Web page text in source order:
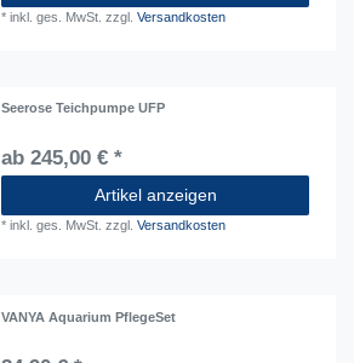
*inkl. ges. MwSt. zzgl.Versandkosten
Seerose Teichpumpe UFP
ab 245,00 € *
Artikel anzeigen
*inkl. ges. MwSt. zzgl.Versandkosten
VANYA Aquarium PflegeSet